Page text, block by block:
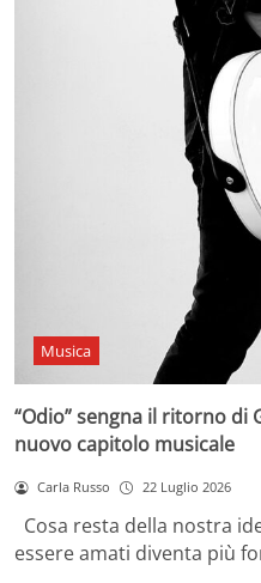
Musica
“Odio” sengna il ritorno di
nuovo capitolo musicale
Carla Russo 22 Luglio 2026
Cosa resta della nostra
essere amati diventa più